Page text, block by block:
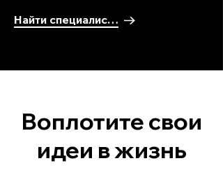
Воплотите свои
идеи в жизнь
Найти специалиста